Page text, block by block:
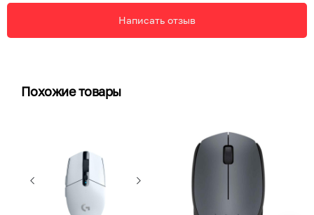
Написать отзыв
Похожие товары